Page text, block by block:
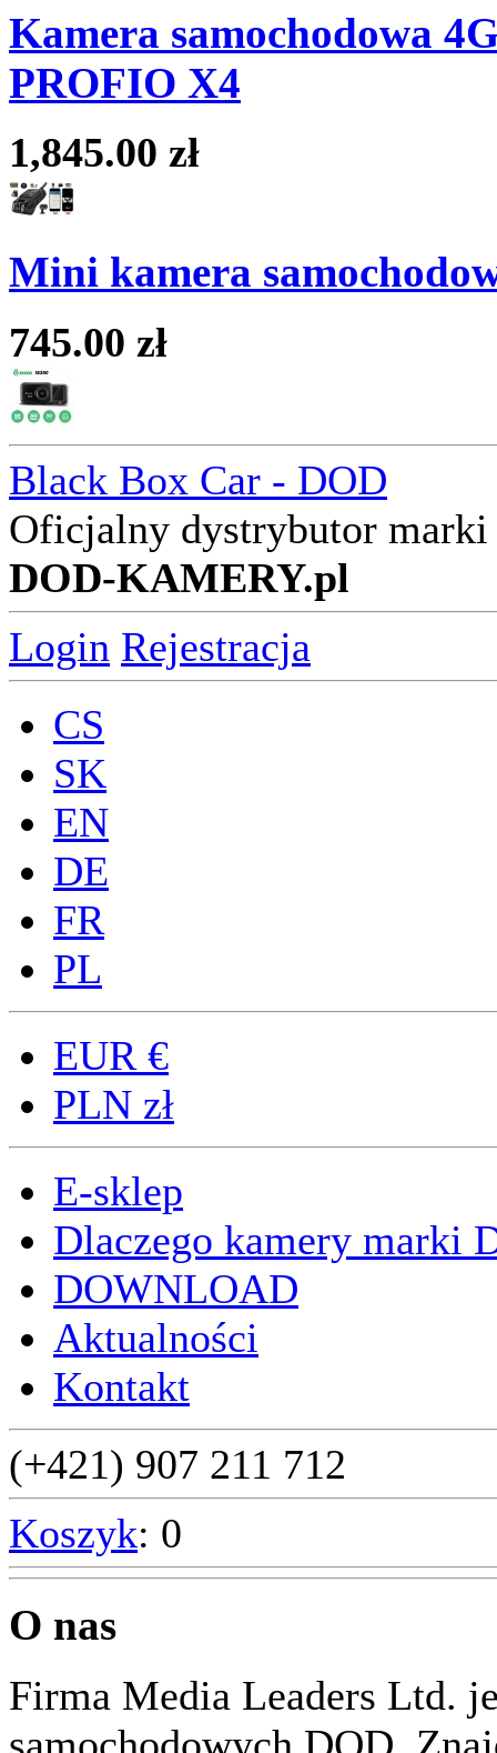
Kamera samochodowa
PROFIO X4
1,845.00 zł
Mini kamera
745.00 zł
Black Box Car - DOD
Oficjalny dystrybutor
DOD-KAMERY.pl
Login Rejestracja
CS
SK
EN
DE
FR
PL
EUR €
PLN zł
E-sklep
Dlaczego kamery marki
DOWNLOAD
Aktualności
Kontakt
(+421) 907 211 712
Koszyk: 0
O nas
Firma Media Leaders Ltd.